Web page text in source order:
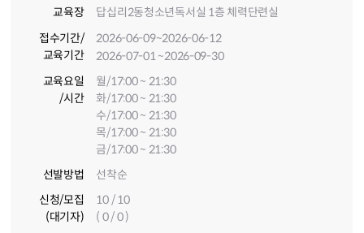
교육장
답십리2동청소년독서실 1층 체력단련실
접수기간/
교육기간
2026-06-09~2026-06-12
2026-07-01~2026-09-30
교육요일
/시간
월/17:00 ~ 21:30
화/17:00 ~ 21:30
수/17:00 ~ 21:30
목/17:00 ~ 21:30
금/17:00 ~ 21:30
선발방법
선착순
신청/모집
(대기자)
10 / 10
( 0 / 0 )